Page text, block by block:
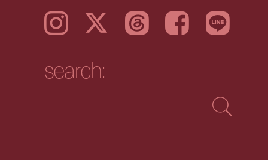
Instagram 𝕏 Threads Facebook LINE
search: